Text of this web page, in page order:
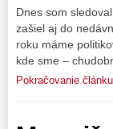
Dnes som
zašiel aj do
roku máme
kde sme –
Pokračovanie článku